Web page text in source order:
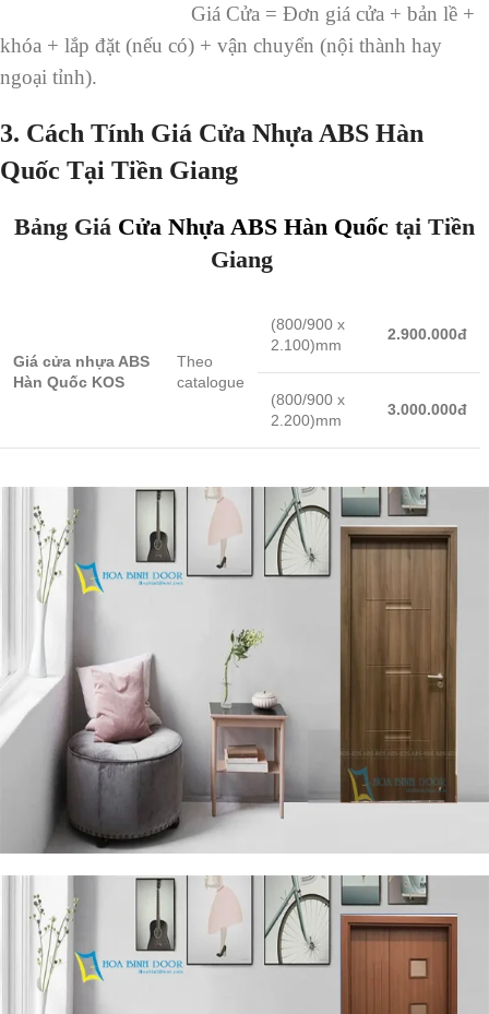
Giá Cửa = Đơn giá cửa + bản lề +
khóa + lắp đặt (nếu có) + vận chuyển (nội thành hay
ngoại tỉnh).
3. Cách Tính Giá Cửa Nhựa ABS Hàn
Quốc Tại Tiền Giang
Bảng Giá Cửa Nhựa ABS Hàn Quốc tại Tiền
Giang
Giá cửa nhựa ABS
Hàn Quốc KOS
Theo
catalogue
(800/900 x
2.100)mm
2.900.000đ
(800/900 x
2.200)mm
3.000.000đ